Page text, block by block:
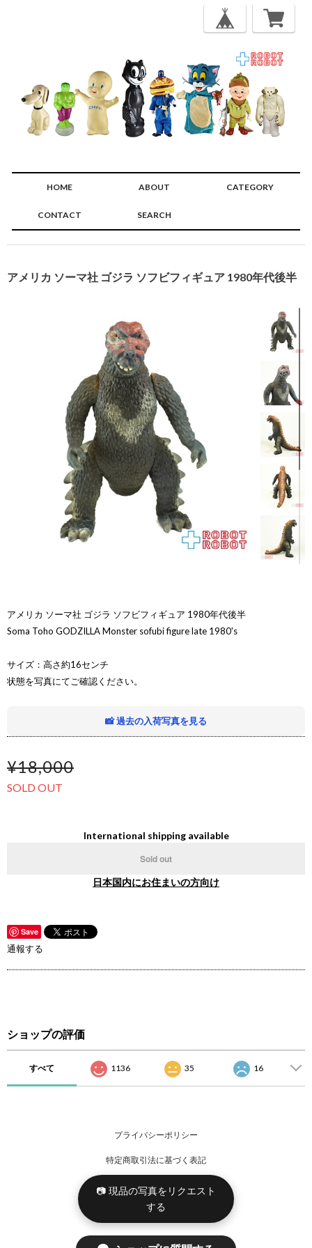
HOME ABOUT CATEGORY
CONTACT SEARCH
アメリカ ソーマ社 ゴジラ ソフビフィギュア 1980年代後半
アメリカ ソーマ社 ゴジラ ソフビフィギュア 1980年代後半
Soma Toho GODZILLA Monster sofubi figure late 1980's
サイズ：高さ約16センチ
状態を写真にてご確認ください。
📸 過去の入荷写真を見る
¥18,000
SOLD OUT
International shipping available
Sold out
日本国内にお住まいの方向け
Save
通報する
ショップの評価
すべて 1136 35 16
プライバシーポリシー
特定商取引法に基づく表記
📷 現品の写真をリクエスト
する